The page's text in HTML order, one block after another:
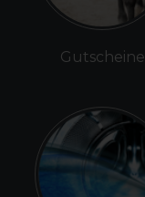
Gutscheine